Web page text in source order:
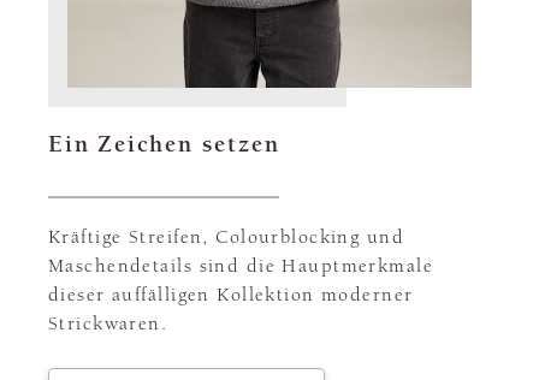
Ein Zeichen setzen
Kräftige Streifen, Colourblocking und
Maschendetails sind die Hauptmerkmale
dieser auffälligen Kollektion moderner
Strickwaren.